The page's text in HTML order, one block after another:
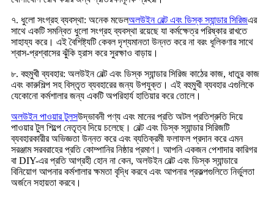
৭. ধুলো সংগ্রহ ব্যবস্থা: অনেক মডেলঅলউইন বেল্ট এবং ডিস্ক স্যান্ডার সিরিজএর
সাথে একটি সমন্বিত ধুলো সংগ্রহ ব্যবস্থা রয়েছে যা কর্মক্ষেত্র পরিষ্কার রাখতে
সাহায্য করে। এই বৈশিষ্ট্যটি কেবল দৃশ্যমানতা উন্নত করে না বরং ধূলিকণার সাথে
শ্বাস-প্রশ্বাসের ঝুঁকি হ্রাস করে সুরক্ষাও বাড়ায়।
৮. বহুমুখী ব্যবহার: অলউইন বেল্ট এবং ডিস্ক স্যান্ডার সিরিজ কাঠের কাজ, ধাতুর কাজ
এবং কারুশিল্প সহ বিস্তৃত ব্যবহারের জন্য উপযুক্ত। এই বহুমুখী ব্যবহার এগুলিকে
যেকোনো কর্মশালার জন্য একটি অপরিহার্য হাতিয়ার করে তোলে।
অলউইন পাওয়ার টুলসউদ্ভাবনী পণ্য এবং মানের প্রতি অটল প্রতিশ্রুতি দিয়ে
পাওয়ার টুল শিল্পে নেতৃত্ব দিয়ে চলেছে। বেল্ট এবং ডিস্ক স্যান্ডার সিরিজটি
ব্যবহারকারীর অভিজ্ঞতা উন্নত করে এবং ব্যতিক্রমী ফলাফল প্রদান করে এমন
সরঞ্জাম সরবরাহের প্রতি কোম্পানির নিষ্ঠার প্রমাণ। আপনি একজন পেশাদার কারিগর
বা DIY-এর প্রতি আগ্রহী হোন না কেন, অলউইন বেল্ট এবং ডিস্ক স্যান্ডারে
বিনিয়োগ আপনার কর্মশালার ক্ষমতা বৃদ্ধি করবে এবং আপনার প্রকল্পগুলিতে নির্ভুলতা
অর্জনে সহায়তা করবে।